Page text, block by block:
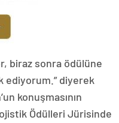
biraz sonra ödülüne
ediyorum.” diyerek
konuşmasının
Ödülleri Jürisinde